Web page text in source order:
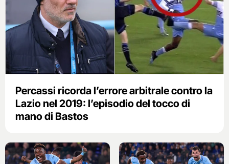
Percassi ricorda l’errore arbitrale contro la
Lazio nel 2019: l’episodio del tocco di
mano di Bastos